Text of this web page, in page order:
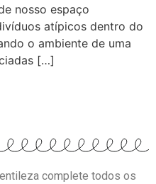
nosso espaço
atípicos dentro do
o ambiente de uma
[…]
complete todos os